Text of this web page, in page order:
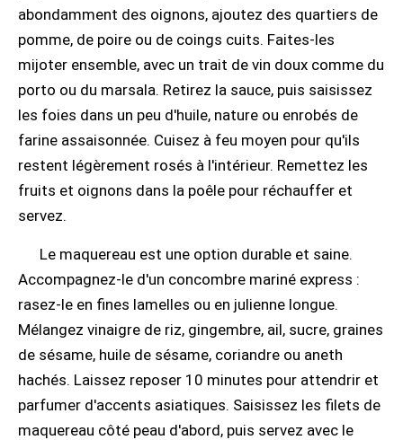
abondamment des oignons, ajoutez des quartiers de
pomme, de poire ou de coings cuits. Faites-les
mijoter ensemble, avec un trait de vin doux comme du
porto ou du marsala. Retirez la sauce, puis saisissez
les foies dans un peu d'huile, nature ou enrobés de
farine assaisonnée. Cuisez à feu moyen pour qu'ils
restent légèrement rosés à l'intérieur. Remettez les
fruits et oignons dans la poêle pour réchauffer et
servez.
Le maquereau est une option durable et saine.
Accompagnez-le d'un concombre mariné express :
rasez-le en fines lamelles ou en julienne longue.
Mélangez vinaigre de riz, gingembre, ail, sucre, graines
de sésame, huile de sésame, coriandre ou aneth
hachés. Laissez reposer 10 minutes pour attendrir et
parfumer d'accents asiatiques. Saisissez les filets de
maquereau côté peau d'abord, puis servez avec le